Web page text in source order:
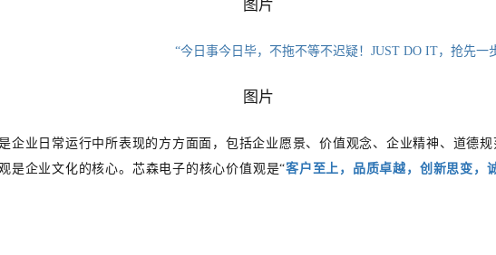
“今日事今日毕，不拖不等不迟疑！JUST DO IT，抢先一
企业日常运行中所表现的方方面面，包括企业愿景、价值观念、企业精神、道德
是企业文化的核心。芯森电子的核心价值观是“客户至上，品质卓越，创新思变，